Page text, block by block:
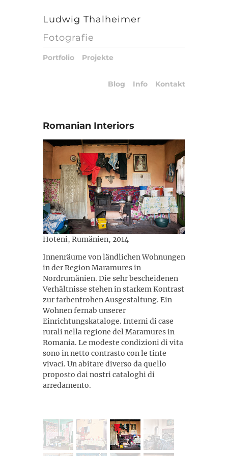
Ludwig Thalheimer
Fotografie
Portfolio Projekte
Blog Info Kontakt
Romanian Interiors
Hoteni, Rumänien, 2014
Innenräume von ländlichen Wohnungen
in der Region Maramures in
Nordrumänien. Die sehr bescheidenen
Verhältnisse stehen in starkem Kontrast
zur farbenfrohen Ausgestaltung. Ein
Wohnen fernab unserer
Einrichtungskataloge. Interni di case
rurali nella regione del Maramures in
Romania. Le modeste condizioni di vita
sono in netto contrasto con le tinte
vivaci. Un abitare diverso da quello
proposto dai nostri cataloghi di
arredamento.